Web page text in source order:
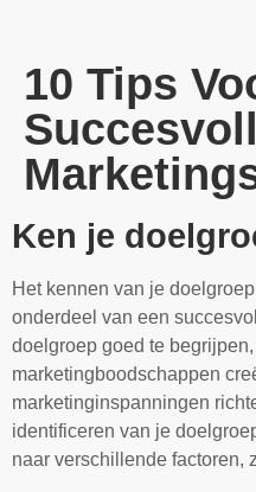
10 Tips
Ken je
Het kennen van je
onderdeel van een
doelgroep goed te
marketingboodschappen
marketinginspanningen
identificeren van je
naar verschillende factoren,